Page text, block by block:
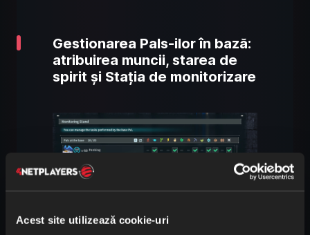
Acest site utilizează cookie-uri
Gestionarea Pals-ilor în bază:
atribuirea muncii, starea de
spirit și Stația de monitorizare